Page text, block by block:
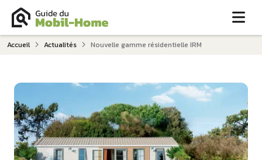
Accueil Actualités Nouvelle gamme résidentielle IRM